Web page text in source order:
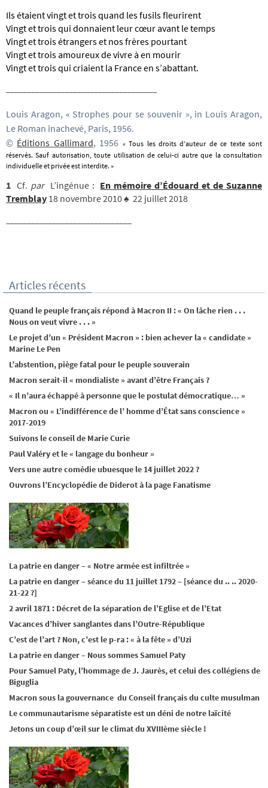
Ils étaient vingt et trois quand les fusils fleurirent
Vingt et trois qui donnaient leur cœur avant le temps
Vingt et trois étrangers et nos frères pourtant
Vingt et trois amoureux de vivre à en mourir
Vingt et trois qui criaient la France en s’abattant.
Louis Aragon, « Strophes pour se souvenir », in Louis Aragon,
Le Roman inachevé, Paris, 1956.
© Éditions Gallimard, 1956 « Tous les droits d’auteur de ce texte sont
réservés. Sauf autorisation, toute utilisation de celui-ci autre que la consultation
individuelle et privée est interdite. »
1 Cf. par L’ingénue : En mémoire d’Édouard et de Suzanne
Tremblay 18 novembre 2010 ♠ 22 juillet 2018
Articles récents
Quand le peuple français répond à Macron II : « On lâche rien . . .
Nous on veut vivre . . . »
Le projet d’un « Président Macron » : bien achever la « candidate »
Marine Le Pen
L’abstention, piège fatal pour le peuple souverain
Macron serait-il « mondialiste » avant d’être Français ?
« Il n’aura échappé à personne que le postulat démocratique… »
Macron ou « L’indifférence de l’ homme d’État sans conscience »
2017-2019
Suivons le conseil de Marie Curie
Paul Valéry et le « langage du bonheur »
Vers une autre comédie ubuesque le 14 juillet 2022 ?
Ouvrons l’Encyclopédie de Diderot à la page Fanatisme
La patrie en danger – « Notre armée est infiltrée »
La patrie en danger – séance du 11 juillet 1792 – [séance du .. .. 2020-
21-22 ?]
2 avril 1871 : Décret de la séparation de l’Eglise et de l’Etat
Vacances d’hiver sanglantes dans l’Outre-République
C’est de l’art ? Non, c’est le p-ra : « à la fête » d’Uzi
La patrie en danger – Nous sommes Samuel Paty
Pour Samuel Paty, l’hommage de J. Jaurès, et celui des collégiens de
Biguglia
Macron sous la gouvernance du Conseil français du culte musulman
Le communautarisme séparatiste est un déni de notre laïcité
Jetons un coup d’œil sur le climat du XVIIIème siècle !